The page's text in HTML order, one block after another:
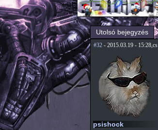
Főmenü
Jelenlegi hely
Utolsó bejegyzés
#32- 2015.03.19 - 15:28,cs
psishock